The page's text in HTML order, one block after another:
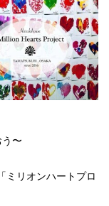
〜
ミリオンハートプロ